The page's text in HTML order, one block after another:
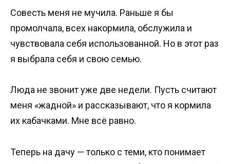
Совесть меня не мучила. Раньше я бы
промолчала, всех накормила, обслужила и
чувствовала себя использованной. Но в этот раз
я выбрала себя и свою семью.
Люда не звонит уже две недели. Пусть считают
меня «жадной» и рассказывают, что я кормила
их кабачками. Мне всё равно.
Теперь на дачу — только с теми, кто понимает